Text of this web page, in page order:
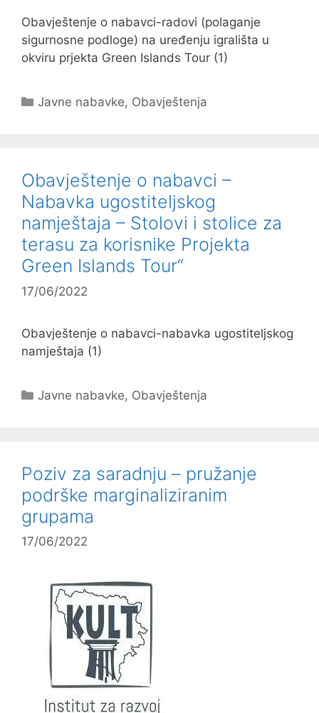
Obavještenje o nabavci-radovi (polaganje
sigurnosne podloge) na uređenju igrališta u
okviru prjekta Green Islands Tour (1)
Kategorije
Javne nabavke, Obavještenja
Obavještenje o nabavci –
Nabavka ugostiteljskog
namještaja – Stolovi i stolice za
terasu za korisnike Projekta
Green Islands Tour“
17/06/2022
Obavještenje o nabavci-nabavka ugostiteljskog
namještaja (1)
Kategorije
Javne nabavke, Obavještenja
Poziv za saradnju – pružanje
podrške marginaliziranim
grupama
17/06/2022